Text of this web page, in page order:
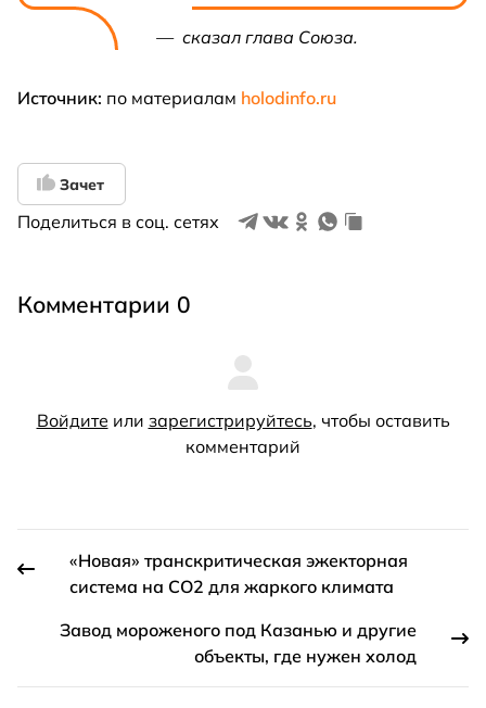
— сказал глава Союза.
Источник: по материалам holodinfo.ru
Зачет
Поделиться в соц. сетях
Комментарии 0
Войдите или зарегистрируйтесь, чтобы оставить
комментарий
«Новая» транскритическая эжекторная
система на CO2 для жаркого климата
Завод мороженого под Казанью и другие
объекты, где нужен холод